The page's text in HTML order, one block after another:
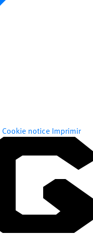
Cookie notice Imprimir